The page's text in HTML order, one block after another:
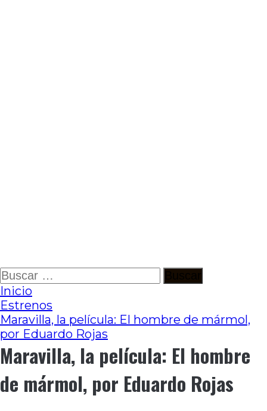
Ir
al
contenido
Buscar:
Inicio
Estrenos
Maravilla, la película: El hombre de mármol,
por Eduardo Rojas
Maravilla, la película: El hombre
de mármol, por Eduardo Rojas